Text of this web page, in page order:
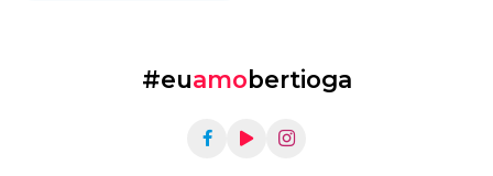
#euamobertioga